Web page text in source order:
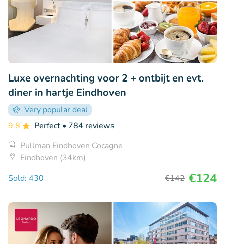
Luxe overnachting voor 2 + ontbijt en evt.
diner in hartje Eindhoven
Very popular deal
9.8
Perfect • 784 reviews
Pullman Eindhoven Cocagne
Eindhoven (34km)
Sold: 430
€142 €124